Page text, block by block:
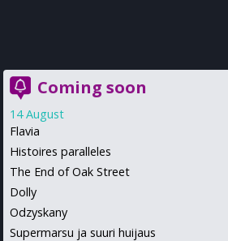
Coming soon
14 August
Flavia
Histoires paralleles
The End of Oak Street
Dolly
Odzyskany
Supermarsu ja suuri huijaus